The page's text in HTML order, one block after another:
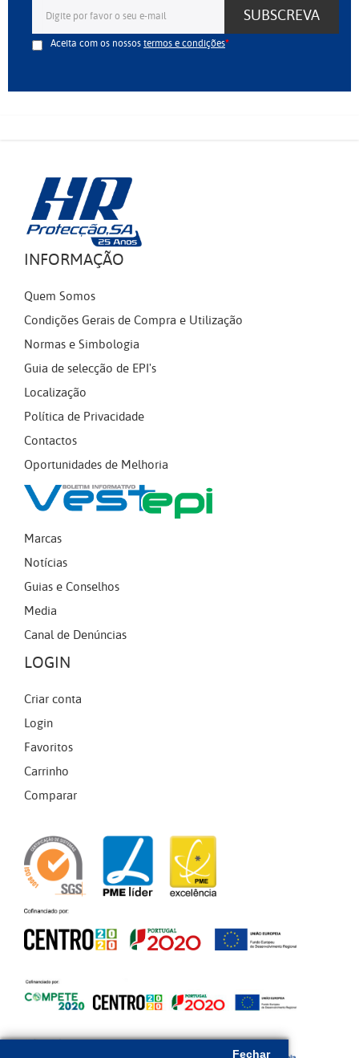
Fechar
SUBSCREVA
Aceita com os nossostermos e condições
INFORMAÇÃO
Quem Somos
Condições Gerais de Compra e Utilização
Normas e Simbologia
Guia de selecção de EPI's
Localização
Política de Privacidade
Contactos
Oportunidades de Melhoria
Marcas
Notícias
Guias e Conselhos
Media
Canal de Denúncias
LOGIN
Criar conta
Login
Favoritos
Carrinho
Comparar